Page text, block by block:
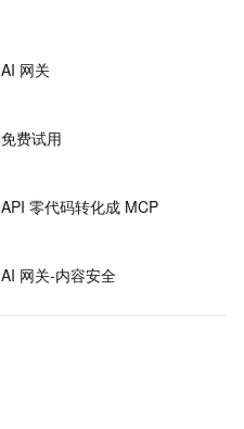
AI 网关
免费试用
API 零代码转化成 MCP
AI 网关-内容安全